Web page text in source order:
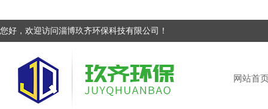
您好，欢迎访问淄博玖齐环保科技有限公司！
网站首